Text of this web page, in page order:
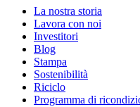
La nostra storia
Lavora con noi
Investitori
Blog
Stampa
Sostenibilità
Riciclo
Programma di